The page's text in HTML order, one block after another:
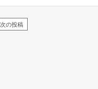
次の投稿